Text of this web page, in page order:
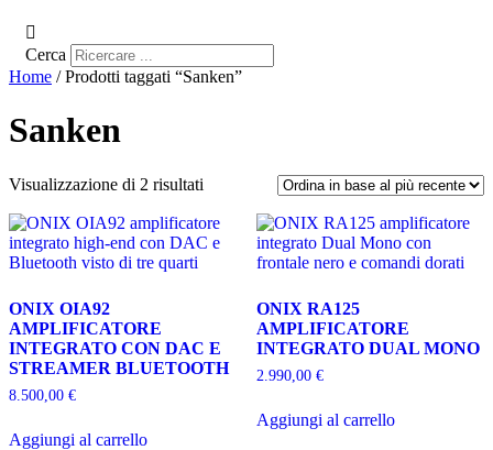
Cerca
Home / Prodotti taggati “Sanken”
Sanken
Visualizzazione di 2 risultati
base
al
ONIX OIA92
AMPLIFICATORE
INTEGRATO CON DAC E
STREAMER BLUETOOTH
8.500,00 €
Aggiungi al carrello
ONIX RA125
AMPLIFICATORE
INTEGRATO DUAL MONO
2.990,00 €
Aggiungi al carrello